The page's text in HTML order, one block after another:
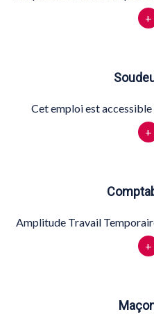
+
Cet emploi est accessible
+
Amplitude Travail
+